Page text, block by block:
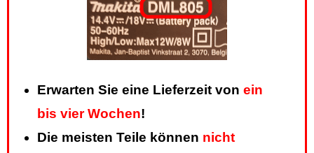
Erwarten Sie eine Lieferzeit von ein
bis vier Wochen!
Die meisten Teile können nicht